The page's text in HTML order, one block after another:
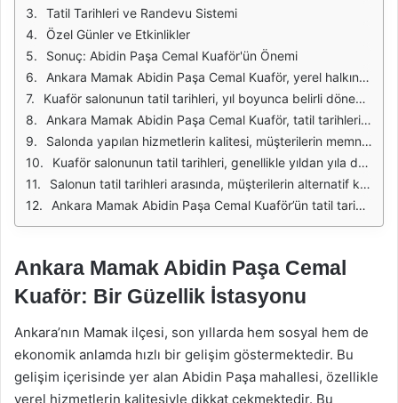
Tatil Tarihleri ve Randevu Sistemi
Özel Günler ve Etkinlikler
Sonuç: Abidin Paşa Cemal Kuaför'ün Önemi
Ankara Mamak Abidin Paşa Cemal Kuaför, yerel halkın ve çevre bölgelerin tercih ettiği bir kuaför salonudur. Uzun yıllardır hizmet veren bu kuaför, müşteri memnuniyetine odaklanarak çalışmalarını sürdürmektedir. Özellikle saç kesimi, renklendirme ve çeşitli saç bakımı hizmetleriyle dikkat çekmektedir. Salon, modern ekipmanları ve deneyimli personeli ile her zaman en iyi hizmeti sunmayı hedeflemektedir.
Kuaför salonunun tatil tarihleri, yıl boyunca belirli dönemlerde değişiklik gösterebilmektedir. Genellikle yaz aylarında ve yılbaşı gibi özel günlerde tatil yapmaktadır. Bu dönemlerde, yoğun müşteri talepleri karşısında önceden randevu almak büyük önem taşımaktadır. Müşterilerin tatil tarihlerini dikkate alarak plan yapmaları, beklenmedik durumlarla karşılaşmamaları açısından faydalı olacaktır.
Ankara Mamak Abidin Paşa Cemal Kuaför, tatil tarihleri hakkında önceden bilgilendirme yaparak müşterilerine yardımcı olmaktadır. Sosyal medya hesapları üzerinden duyurular yaparak, tatil tarihlerini ve salonun açık olduğu günleri güncel bir şekilde paylaşmaktadır. Bu sayede, müşteriler salonun tatil günlerini öğrenerek, randevu almayı kolaylaştırmaktadır.
Salonda yapılan hizmetlerin kalitesi, müşterilerin memnuniyetini artırmakta ve tekrar gelme oranlarını yükseltmektedir. Tatil dönemlerinde salonun kapalı olması nedeniyle, müşterilerin bu tarihlere göre plan yapması gerektiği unutulmamalıdır. Özellikle yaz tatili döneminde, yoğun bir müşteri akışı olduğu için, mümkün olan en kısa sürede randevu almak önem taşımaktadır.
Kuaför salonunun tatil tarihleri, genellikle yıldan yıla değişiklik gösterebilir. Bu nedenle, her yıl güncel bilgilerin takip edilmesi, hizmet almak isteyenler için yararlı olacaktır. Salona ait internet sitesi veya sosyal medya hesapları üzerinden bu bilgilere ulaşmak oldukça kolaydır.
Salonun tatil tarihleri arasında, müşterilerin alternatif kuaför seçeneklerini değerlendirmesi gerekmektedir. Farklı kuaför salonları da çeşitli hizmetler sunmakta olup, bu dönemde yeterli araştırma yaparak en uygun seçeneği bulmak mümkündür. Ayrıca, tatil sonrası dönemlerde de yoğunluk yaşanabileceği için, randevu almakta gecikmemek önemlidir.
Ankara Mamak Abidin Paşa Cemal Kuaför’ün tatil tarihleri, hem salonun hizmet akışını etkilemekte hem de müşterilerin planlarını şekillendirmektedir. Müşterilerin tatil tarihlerini önceden öğrenmeleri, beklenmedik sürprizlerle karşılaşmamaları açısından büyük önem taşımaktadır. Salonun iletişim kanallarını takip ederek güncel bilgilere ulaşmak, hizmet alımını kolaylaştıracaktır.
Ankara Mamak Abidin Paşa Cemal
Kuaför: Bir Güzellik İstasyonu
Ankara’nın Mamak ilçesi, son yıllarda hem sosyal hem de
ekonomik anlamda hızlı bir gelişim göstermektedir. Bu
gelişim içerisinde yer alan Abidin Paşa mahallesi, özellikle
yerel hizmetlerin kalitesiyle dikkat çekmektedir. Bu